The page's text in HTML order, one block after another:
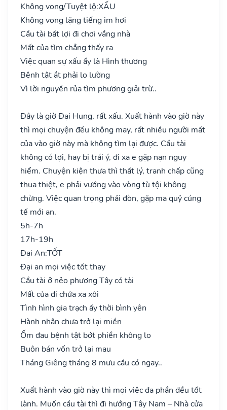
Không vong/Tuyệt lộ:XẤU
Không vong lặng tiếng im hơi
Cầu tài bất lợi đi chơi vắng nhà
Mất của tìm chẳng thấy ra
Việc quan sự xấu ấy là Hình thương
Bệnh tật ắt phải lo lường
Vì lời nguyền rủa tìm phương giải trừ..
Đây là giờ Đại Hung, rất xấu. Xuất hành vào giờ này
thì mọi chuyện đều không may, rất nhiều người mất
của vào giờ này mà không tìm lại được. Cầu tài
không có lợi, hay bị trái ý, đi xa e gặp nạn nguy
hiểm. Chuyện kiện thưa thì thất lý, tranh chấp cũng
thua thiệt, e phải vướng vào vòng tù tội không
chừng. Việc quan trọng phải đòn, gặp ma quỷ cúng
tế mới an.
5h-7h
17h-19h
Đại An:TỐT
Đại an mọi việc tốt thay
Cầu tài ở nẻo phương Tây có tài
Mất của đi chửa xa xôi
Tình hình gia trạch ấy thời bình yên
Hành nhân chưa trở lại miền
Ốm đau bệnh tật bớt phiền không lo
Buôn bán vốn trở lại mau
Tháng Giêng tháng 8 mưu cầu có ngay..
Xuất hành vào giờ này thì mọi việc đa phần đều tốt
lành. Muốn cầu tài thì đi hướng Tây Nam – Nhà cửa